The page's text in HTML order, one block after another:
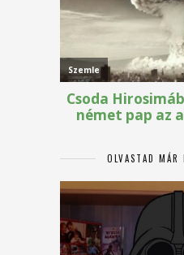
OLVASTAD